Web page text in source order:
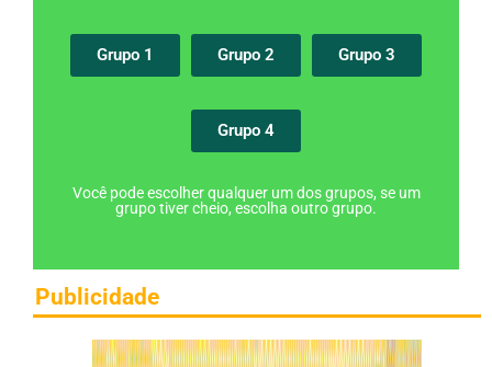
Grupo 1 Grupo 2 Grupo 3
Grupo 4
Você pode escolher qualquer um dos grupos, se um
grupo tiver cheio, escolha outro grupo.
Publicidade